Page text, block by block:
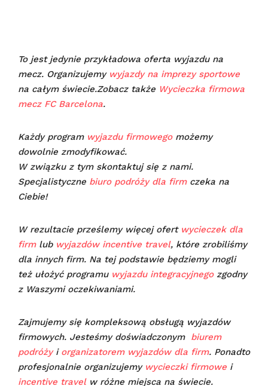
To jest jedynie przykładowa oferta wyjazdu na
mecz. Organizujemy wyjazdy na imprezy sportowe
na całym świecie.Zobacz także Wycieczka firmowa
mecz FC Barcelona.
Każdy program wyjazdu firmowegomożemy
dowolnie zmodyfikować.
W związku z tym skontaktuj się z nami.
Specjalistyczne biuro podróży dla firmczeka na
Ciebie!
W rezultacie prześlemy więcej ofert wycieczek dla
firmlub wyjazdów incentive travel, które zrobiliśmy
dla innych firm. Na tej podstawie będziemy mogli
też ułożyć programu wyjazdu integracyjnegozgodny
z Waszymi oczekiwaniami.
Zajmujemy się kompleksową obsługą wyjazdów
firmowych. Jesteśmy doświadczonym biurem
podróżyi organizatorem wyjazdów dla firm. Ponadto
profesjonalnie organizujemy wycieczki firmowe i
incentive travelw różne miejsca na świecie.